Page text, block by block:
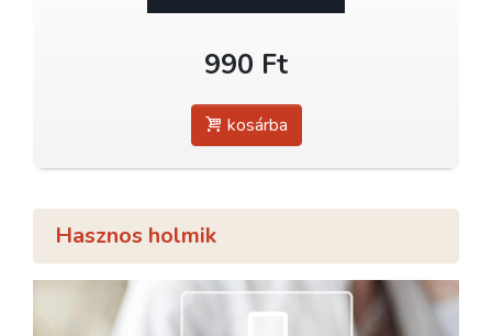
990 Ft
kosárba
Hasznos holmik